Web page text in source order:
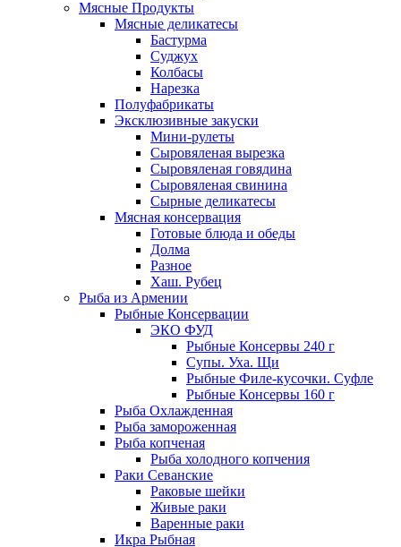
Мясные Продукты
Мясные деликатесы
Бастурма
Суджух
Колбасы
Нарезка
Полуфабрикаты
Эксклюзивные закуски
Мини-рулеты
Сыровяленая вырезка
Сыровяленая говядина
Сыровяленая свинина
Сырные деликатесы
Мясная консервация
Готовые блюда и обеды
Долма
Разное
Хаш. Рубец
Рыба из Армении
Рыбные Консервации
ЭКО ФУД
Рыбные Консервы 240 г
Супы. Уха. Щи
Рыбные Филе-кусочки. Суфле
Рыбные Консервы 160 г
Рыба Охлажденная
Рыба замороженная
Рыба копченая
Рыба холодного копчения
Раки Севанские
Раковые шейки
Живые раки
Варенные раки
Икра Рыбная